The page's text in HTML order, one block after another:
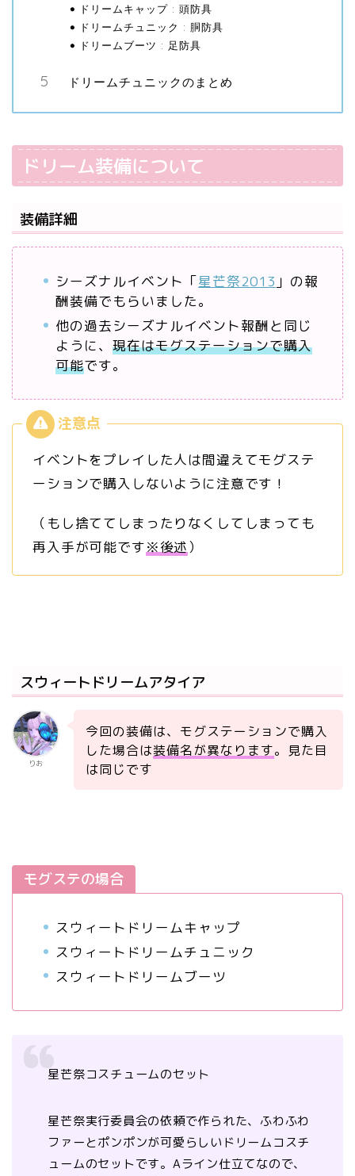
ドリームキャップ : 頭防具
ドリームチュニック : 胴防具
ドリームブーツ : 足防具
ドリームチュニックのまとめ
ドリーム装備について
装備詳細
シーズナルイベント「星芒祭2013 」の報
酬装備でもらいました。
他の過去シーズナルイベント報酬と同じ
ように、 現在はモグステーションで購入
可能です。
イベントをプレイした人は間違えてモグステ
ーションで購入しないように注意です！
（もし捨ててしまったりなくしてしまっても
再入手が可能です※後述）
スウィートドリームアタイア
りお
今回の装備は、モグステーションで購入
した場合は装備名が異なります。見た目
は同じです
モグステの場合
スウィートドリームキャップ
スウィートドリームチュニック
スウィートドリームブーツ
星芒祭コスチュームのセット
星芒祭実行委員会の依頼で作られた、ふわふわ
ファーとポンポンが可愛らしいドリームコスチ
ュームのセットです。Aライン仕立てなので、